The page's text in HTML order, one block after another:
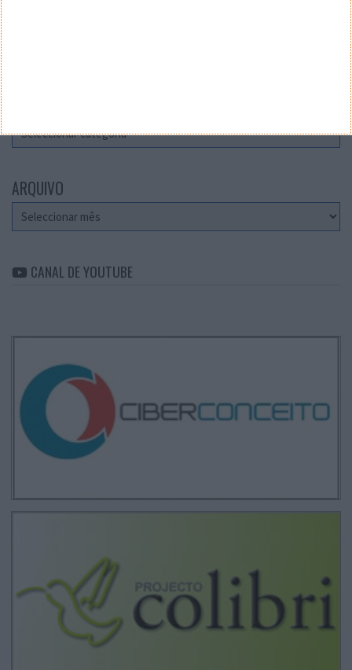
ARQUIVO
Arquivo
CANAL DE YOUTUBE